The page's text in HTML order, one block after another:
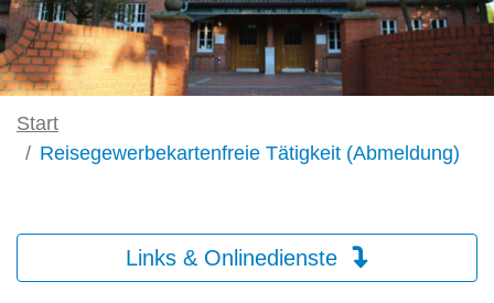
Start
Reisegewerbekartenfreie Tätigkeit (Abmeldung)
Links & Onlinedienste